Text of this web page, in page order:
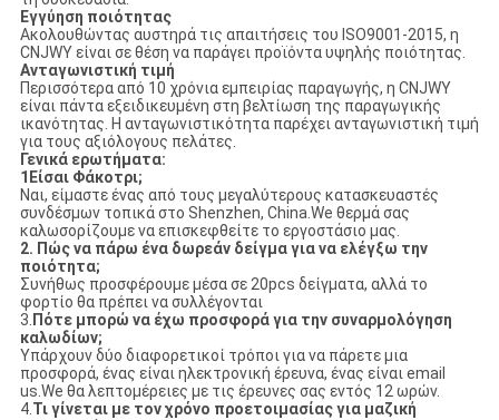
Εγγύηση ποιότητας
Ακολουθώντας αυστηρά τις απαιτήσεις του ISO9001-2015, η
CNJWY είναι σε θέση να παράγει προϊόντα υψηλής ποιότητας.
Ανταγωνιστική τιμή
Περισσότερα από 10 χρόνια εμπειρίας παραγωγής, η CNJWY
είναι πάντα εξειδικευμένη στη βελτίωση της παραγωγικής
ικανότητας. Η ανταγωνιστικότητα παρέχει ανταγωνιστική τιμή
για τους αξιόλογους πελάτες.
Γενικά ερωτήματα:
1Είσαι Φάκοτρι;
Ναι, είμαστε ένας από τους μεγαλύτερους κατασκευαστές
συνδέσμων τοπικά στο Shenzhen, China.We θερμά σας
καλωσορίζουμε να επισκεφθείτε το εργοστάσιο μας.
2. Πώς να πάρω ένα δωρεάν δείγμα για να ελέγξω την
ποιότητα;
Συνήθως προσφέρουμε μέσα σε 20pcs δείγματα, αλλά το
φορτίο θα πρέπει να συλλέγονται
3. Πότε μπορώ να έχω προσφορά για την συναρμολόγηση
καλωδίων;
Υπάρχουν δύο διαφορετικοί τρόποι για να πάρετε μια
προσφορά, ένας είναι ηλεκτρονική έρευνα, ένας είναι email
us.We θα λεπτομέρειες με τις έρευνες σας εντός 12 ωρών.
4. Τι γίνεται με τον χρόνο προετοιμασίας για μαζική